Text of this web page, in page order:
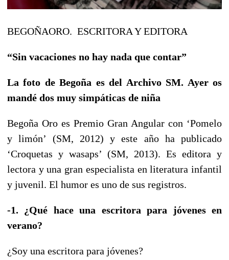
BEGOÑAORO. ESCRITORA Y EDITORA
“Sin vacaciones no hay nada que contar”
La foto de Begoña es del Archivo SM. Ayer os
mandé dos muy simpáticas de niña
Begoña Oro es Premio Gran Angular con ‘Pomelo
y limón’ (SM, 2012) y este año ha publicado
‘Croquetas y wasaps’ (SM, 2013). Es editora y
lectora y una gran especialista en literatura infantil
y juvenil. El humor es uno de sus registros.
-1. ¿Qué hace una escritora para jóvenes en
verano?
¿Soy una escritora para jóvenes?